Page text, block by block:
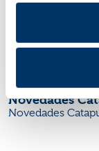
Novedades
Novedades